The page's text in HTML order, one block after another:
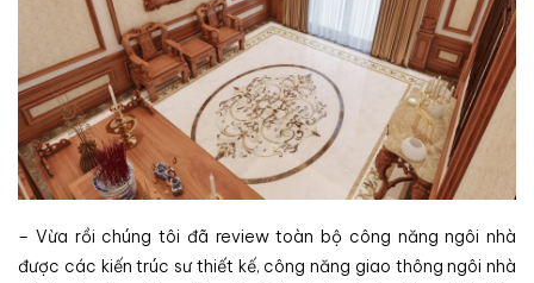
– Vừa rồi chúng tôi đã review toàn bộ công năng ngôi nhà
được các kiến trúc sư thiết kế, công năng giao thông ngôi nhà